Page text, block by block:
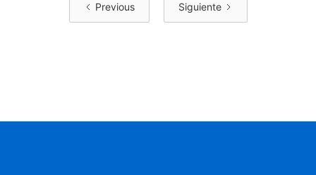
Previous Siguiente